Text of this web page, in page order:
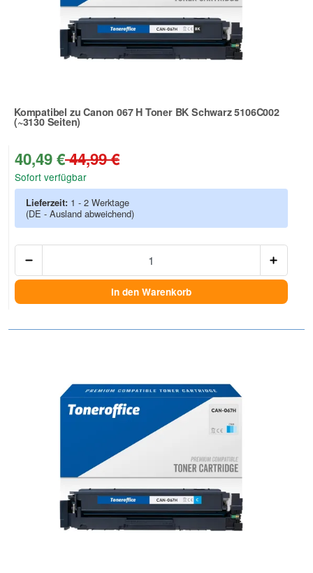
Kompatibel zu Canon 067 H Toner BK Schwarz 5106C002
(~3130 Seiten)
Zur Artikelbewertung
40,49 €44,99 €
Sofort verfügbar
Lieferzeit: 1 - 2 Werktage
(DE - Ausland abweichend)
In den Warenkorb